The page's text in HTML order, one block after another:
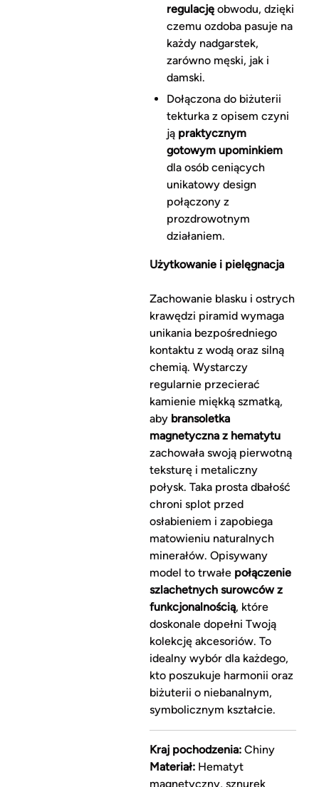
regulacjęobwodu, dzięki
czemu ozdoba pasuje na
każdy nadgarstek,
zarówno męski, jak i
damski.
Dołączona do biżuterii
tekturka z opisem czyni
ją praktycznym
gotowym upominkiem
dla osób ceniących
unikatowy design
połączony z
prozdrowotnym
działaniem.
Użytkowanie i pielęgnacja
Zachowanie blasku i ostrych
krawędzi piramid wymaga
unikania bezpośredniego
kontaktu z wodą oraz silną
chemią. Wystarczy
regularnie przecierać
kamienie miękką szmatką,
aby bransoletka
magnetyczna z hematytu
zachowała swoją pierwotną
teksturę i metaliczny
połysk. Taka prosta dbałość
chroni splot przed
osłabieniem i zapobiega
matowieniu naturalnych
minerałów. Opisywany
model to trwałe połączenie
szlachetnych surowców z
funkcjonalnością, które
doskonale dopełni Twoją
kolekcję akcesoriów. To
idealny wybór dla każdego,
kto poszukuje harmonii oraz
biżuterii o niebanalnym,
symbolicznym kształcie.
Kraj pochodzenia:Chiny
Materiał:Hematyt
magnetyczny, sznurek